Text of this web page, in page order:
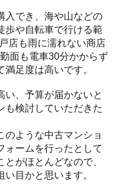
入でき、海や山などの
歩や自転車で行ける範
店も雨に濡れない商店
面も電車30分かからず
足度は高いです。
い、予算が届かないと
も検討していただきた
のような中古マンショ
ォームを行ったとして
がほとんどなので、
目かと思います。